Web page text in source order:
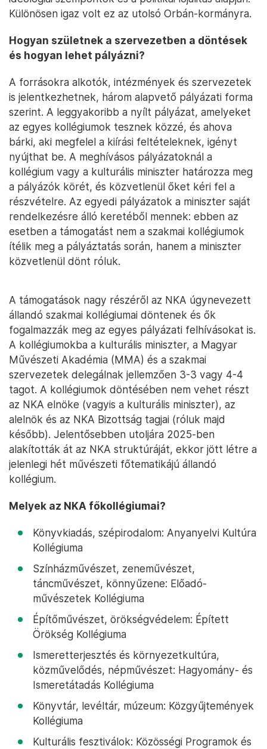
Különösen igaz volt ez az utolsó Orbán-kormányra.
Hogyan születnek a szervezetben a döntések
és hogyan lehet pályázni?
A forrásokra alkotók, intézmények és szervezetek
is jelentkezhetnek, három alapvető pályázati forma
szerint. A leggyakoribb a nyílt pályázat, amelyeket
az egyes kollégiumok tesznek közzé, és ahova
bárki, aki megfelel a kiírási feltételeknek, igényt
nyújthat be. A meghívásos pályázatoknál a
kollégium vagy a kulturális miniszter határozza meg
a pályázók körét, és közvetlenül őket kéri fel a
részvételre. Az egyedi pályázatok a miniszter saját
rendelkezésre álló keretéből mennek: ebben az
esetben a támogatást nem a szakmai kollégiumok
ítélik meg a pályáztatás során, hanem a miniszter
közvetlenül dönt róluk.
A támogatások nagy részéről az NKA úgynevezett
állandó szakmai kollégiumai döntenek és ők
fogalmazzák meg az egyes pályázati felhívásokat is.
A kollégiumokba a kulturális miniszter, a Magyar
Művészeti Akadémia (MMA) és a szakmai
szervezetek delegálnak jellemzően 3-3 vagy 4-4
tagot. A kollégiumok döntésében nem vehet részt
az NKA elnöke (vagyis a kulturális miniszter), az
alelnök és az NKA Bizottság tagjai (róluk majd
később). Jelentősebben utoljára 2025-ben
alakították át az NKA struktúráját, ekkor jött létre a
jelenlegi hét művészeti főtematikájú állandó
kollégium.
Melyek az NKA főkollégiumai?
Könyvkiadás, szépirodalom: Anyanyelvi Kultúra
Kollégiuma
Színházművészet, zeneművészet,
táncművészet, könnyűzene: Előadó-
művészetek Kollégiuma
Építőművészet, örökségvédelem: Épített
Örökség Kollégiuma
Ismeretterjesztés és környezetkultúra,
közművelődés, népművészet: Hagyomány- és
Ismeretátadás Kollégiuma
Könyvtár, levéltár, múzeum: Közgyűjtemények
Kollégiuma
Kulturális fesztiválok: Közösségi Programok és